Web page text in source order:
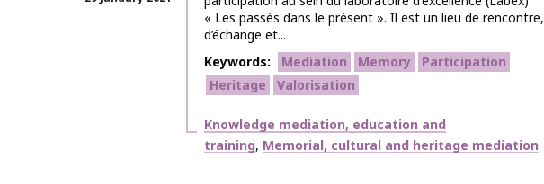
« Les passés dans le présent ». Il est un lieu de rencontre,
d’échange et...
Keywords
Mediation Memory
Participation
Heritage
Valorisation
Themes
Knowledge mediation, education and
training Memorial, cultural and heritage mediation